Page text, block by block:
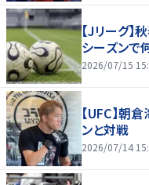
【Jリーグ
シーズンで
2026/07/15
【UFC】朝
ンと対戦
2026/07/14